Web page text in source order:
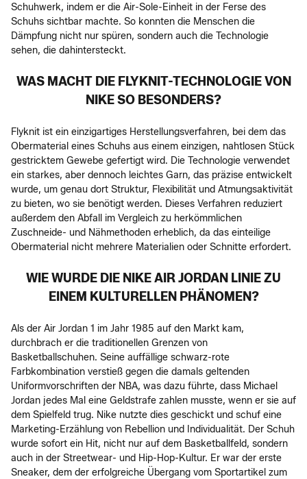
Schuhwerk, indem er die Air-Sole-Einheit in der Ferse des
Schuhs sichtbar machte. So konnten die Menschen die
Dämpfung nicht nur spüren, sondern auch die Technologie
sehen, die dahintersteckt.
WAS MACHT DIE FLYKNIT-TECHNOLOGIE VON
NIKE SO BESONDERS?
Flyknit ist ein einzigartiges Herstellungsverfahren, bei dem das
Obermaterial eines Schuhs aus einem einzigen, nahtlosen Stück
gestricktem Gewebe gefertigt wird. Die Technologie verwendet
ein starkes, aber dennoch leichtes Garn, das präzise entwickelt
wurde, um genau dort Struktur, Flexibilität und Atmungsaktivität
zu bieten, wo sie benötigt werden. Dieses Verfahren reduziert
außerdem den Abfall im Vergleich zu herkömmlichen
Zuschneide- und Nähmethoden erheblich, da das einteilige
Obermaterial nicht mehrere Materialien oder Schnitte erfordert.
WIE WURDE DIE NIKE AIR JORDAN LINIE ZU
EINEM KULTURELLEN PHÄNOMEN?
Als der Air Jordan 1 im Jahr 1985 auf den Markt kam,
durchbrach er die traditionellen Grenzen von
Basketballschuhen. Seine auffällige schwarz-rote
Farbkombination verstieß gegen die damals geltenden
Uniformvorschriften der NBA, was dazu führte, dass Michael
Jordan jedes Mal eine Geldstrafe zahlen musste, wenn er sie auf
dem Spielfeld trug. Nike nutzte dies geschickt und schuf eine
Marketing-Erzählung von Rebellion und Individualität. Der Schuh
wurde sofort ein Hit, nicht nur auf dem Basketballfeld, sondern
auch in der Streetwear- und Hip-Hop-Kultur. Er war der erste
Sneaker, dem der erfolgreiche Übergang vom Sportartikel zum